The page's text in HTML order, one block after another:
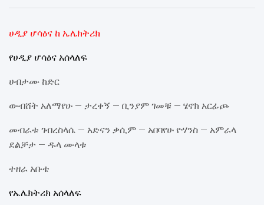
ሀዲያ ሆሳዕና ከ ኤሌክትሪክ
የሀዲያ ሆሳዕና አሰላለፍ
ሀብታሙ ከድር
ውብሸት አለማየሁ – ታረቀኝ – ቢንያም ገመቹ – ሄኖክ አርፊጮ
መብራቱ ገብረስላሴ – አድናን ቃሲም – አበባየሁ ዮሃንስ – አምራላ
ደልቻታ – ዱላ ሙላቱ
ተዘራ አቡቴ
የኤሌክትሪክ አሰላለፍ